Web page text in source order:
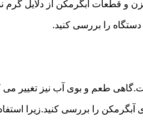
و قطعات آبگرمکن از دلایل گرم
را بررسی کنید.
طعم و بوی آب نیز تغییر می
را بررسی کنید.زیرا